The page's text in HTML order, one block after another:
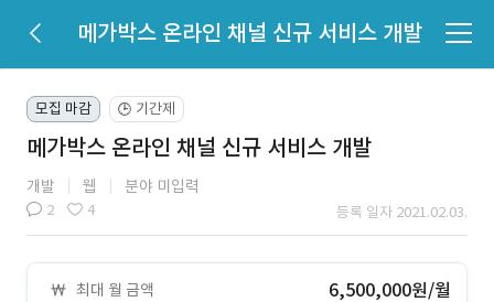
메가박스 온라인 채널 신규 서비스 개발
모집 마감 🕒 기간제
메가박스 온라인 채널 신규 서비스 개발
개발 웹 분야 미입력
2 4 등록 일자 2021.02.03.
최대 월 금액 6,500,000원/월